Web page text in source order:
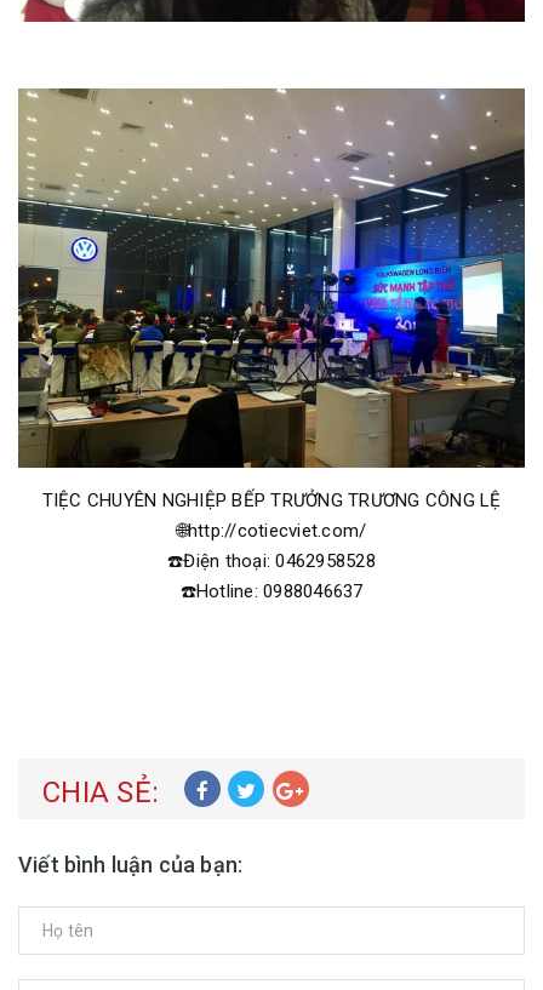
TIỆC CHUYÊN NGHIỆP BẾP TRƯỞNG TRƯƠNG CÔNG LỆ
🌐http://cotiecviet.com/
☎️Điện thoại: 0462958528
☎️Hotline: 0988046637
CHIA SẺ:
Viết bình luận của bạn: